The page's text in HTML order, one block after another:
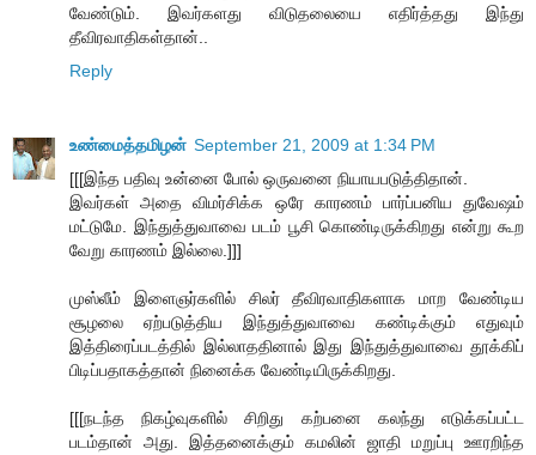
வேண்டும். இவர்களது விடுதலையை எதிர்த்தது இந்து
தீவிரவாதிகள்தான்..
Reply
உண்மைத்தமிழன் September 21, 2009 at 1:34 PM
[[[இந்த பதிவு உன்னை போல் ஒருவனை நியாயபடுத்திதான்.
இவர்கள் அதை விமர்சிக்க ஒரே காரணம் பார்ப்பனிய துவேஷம்
மட்டுமே. இந்துத்துவாவை படம் பூசி கொண்டிருக்கிறது என்று கூற
வேறு காரணம் இல்லை.]]]
முஸ்லீம் இளைஞர்களில் சிலர் தீவிரவாதிகளாக மாற வேண்டிய
சூழலை ஏற்படுத்திய இந்துத்துவாவை கண்டிக்கும் எதுவும்
இத்திரைப்படத்தில் இல்லாததினால் இது இந்துத்துவாவை தூக்கிப்
பிடிப்பதாகத்தான் நினைக்க வேண்டியிருக்கிறது.
[[[நடந்த நிகழ்வுகளில் சிறிது கற்பனை கலந்து எடுக்கப்பட்ட
படம்தான் அது. இத்தனைக்கும் கமலின் ஜாதி மறுப்பு ஊரறிந்த